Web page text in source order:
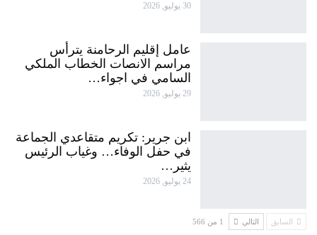
30 يوليو, 2026
عامل إقليم الرحامنة يترأس
مراسم الانصات الخطاب الملكي
السامي في اجواء…
29 يوليو, 2026
ابن جرير: تكريم متقاعدي الجماعة
في حفل الوفاء… وغياب الرئيس
يثير…
24 يوليو, 2026
السابق التالي 1 من 566